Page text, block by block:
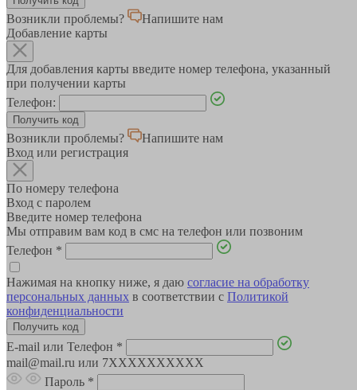
Возникли проблемы?
Напишите нам
Добавление карты
Для добавления карты введите номер телефона, указанный
при получении карты
Телефон:
Возникли проблемы?
Напишите нам
Вход или регистрация
По номеру телефона
Вход с паролем
Введите номер телефона
Мы отправим вам код в смс на телефон или позвоним
Телефон *
Нажимая на кнопку ниже, я даю согласие на обработку
персональных данных в соответствии с Политикой
конфиденциальности
E-mail или Телефон *
mail@mail.ru или 7XXXXXXXXXX
Пароль *